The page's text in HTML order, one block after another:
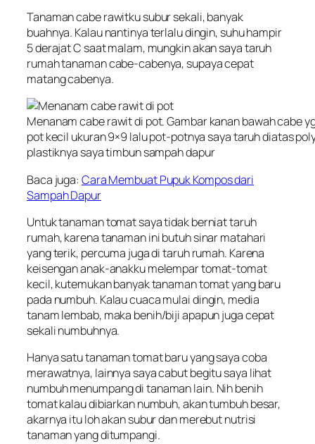
Tanaman cabe rawitku subur sekali, banyak
buahnya. Kalau nantinya terlalu dingin, suhu hampir
5 derajat C saat malam, mungkin akan saya taruh
rumah tanaman cabe-cabenya, supaya cepat
matang cabenya.
Menanam cabe rawit di pot. Gambar kanan bawah cabe
pot kecil ukuran 9×9 lalu pot-potnya saya taruh diatas
plastiknya saya timbun sampah dapur
Baca juga: Cara Membuat Pupuk Kompos dari
Sampah Dapur
Untuk tanaman tomat saya tidak berniat taruh
rumah, karena tanaman ini butuh sinar matahari
yang terik, percuma juga di taruh rumah. Karena
keisengan anak-anakku melempar tomat-tomat
kecil, kutemukan banyak tanaman tomat yang baru
pada numbuh. Kalau cuaca mulai dingin, media
tanam lembab, maka benih/biji apapun juga cepat
sekali numbuhnya.
Hanya satu tanaman tomat baru yang saya coba
merawatnya, lainnya saya cabut begitu saya lihat
numbuh menumpang di tanaman lain. Nih benih
tomat kalau dibiarkan numbuh, akan tumbuh besar,
akarnya itu loh akan subur dan merebut nutrisi
tanaman yang ditumpangi.